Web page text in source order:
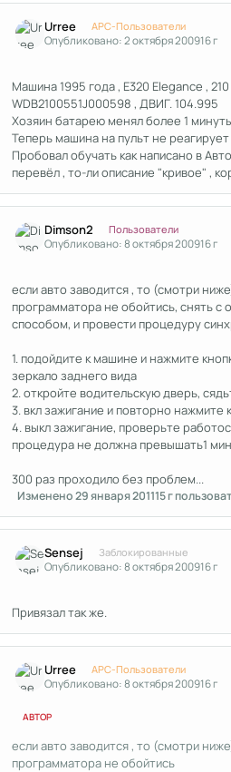
Urree APC-Пользователи
Опубликовано:2 октября 200916 г
Машина 1995 года , E320 Elegance , 210
WDB2100551J000598 , ДВИГ. 104.995
Хозяин батарею менял более 1
Теперь машина на пульт не
Пробовал обучать как написано в
перевёл , то-ли описание "кривое" ,
Dimson2 Пользователи
Опубликовано:8 октября 200916 г
если авто заводится , то (смотри
программатора не обойтись, снять
способом, и провести процедуру
1. подойдите к машине и нажмите
зеркало заднего вида
2. откройте водительскую дверь,
3. вкл зажигание и повторно нажмите
4. выкл зажигание, проверьте
процедура не должна превышать1
300 раз проходило без проблем...
Изменено29 января 201115 г
Sensej Заблокированные
Опубликовано:8 октября 200916 г
Привязал так же.
Urree APC-Пользователи
Опубликовано:8 октября 200916 г
АВТОР
если авто заводится , то (смотри
программатора не обойтись